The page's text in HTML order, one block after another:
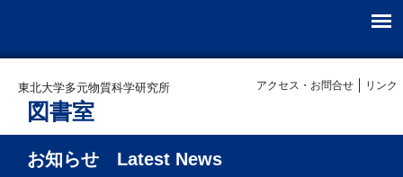
東北大学多元物質科学研究所
図書室
アクセス・お問合せ リンク
お知らせ Latest News